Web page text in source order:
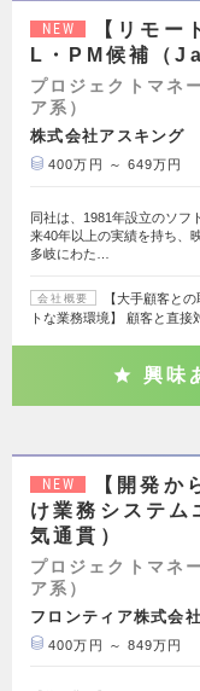
NEW
【リモ
L・PM候補（
プロジェクトマネ
ア系）
株式会社アスキング
400万円 ～ 649万円
同社は、1981年設立のソフ
来40年以上の実績を持ち、
多岐にわた…
会社概要
【大手顧客と
トな業務環境】 顧客と直
興味
NEW
【開発か
け業務システム
気通貫）
プロジェクトマネ
ア系）
フロンティア株式会社
400万円 ～ 849万円